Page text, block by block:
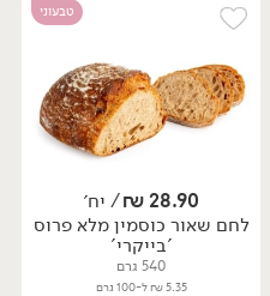
יח׳
טבעוני
28.90
₪/ יח׳
לחם שאור כוסמין מלא פרוס
'בייקרי'
540 גרם
5.35 ₪ ל-100 גרם